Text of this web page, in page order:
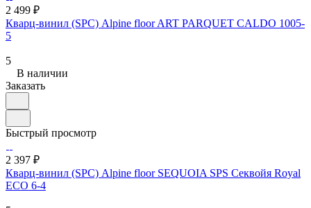
2 499 ₽
Кварц-винил (SPC) Alpine floor ART PARQUET CALDO 1005-
5
5
В наличии
Заказать
Быстрый просмотр
2 397 ₽
Кварц-винил (SPC) Alpine floor SEQUOIA SPS Секвойя Royal
ЕСО 6-4